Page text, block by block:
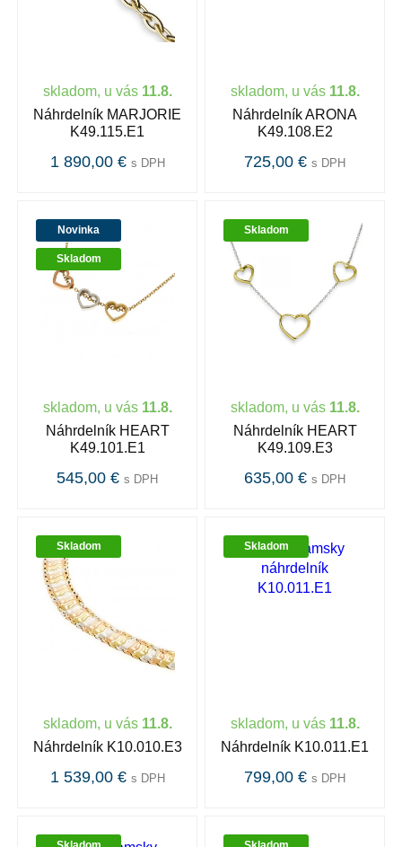
skladom, u vás 11.8.
Náhrdelník MARJORIE
K49.115.E1
1 890,00 € s DPH
skladom, u vás 11.8.
Náhrdelník ARONA
K49.108.E2
725,00 € s DPH
Novinka
Skladom
skladom, u vás 11.8.
Náhrdelník HEART
K49.101.E1
545,00 € s DPH
Skladom
skladom, u vás 11.8.
Náhrdelník HEART
K49.109.E3
635,00 € s DPH
Skladom
skladom, u vás 11.8.
Náhrdelník K10.010.E3
1 539,00 € s DPH
Skladom
skladom, u vás 11.8.
Náhrdelník K10.011.E1
799,00 € s DPH